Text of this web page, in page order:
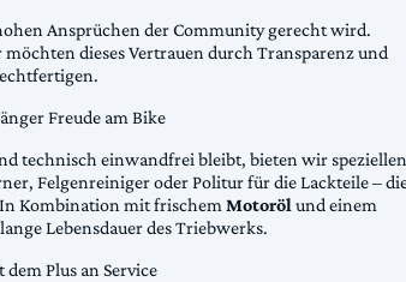
Ansprüchen der Community gerecht wird.
dieses Vertrauen durch Transparenz und
Freude am Bike
technisch einwandfrei bleibt, bieten wir speziellen
Felgenreiniger oder Politur für die Lackteile –
Kombination mit frischemMotorölund einem
Lebensdauer des Triebwerks.
Plus an Service